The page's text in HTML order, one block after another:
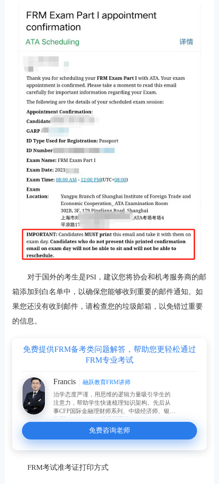
对于国外的考生是PSI，建议您将协会和机考服务商的邮
箱添加到白名单中，以确保您能够收到重要的邮件通知。如
果您还没有收到邮件，请检查您的垃圾邮箱，以免错过重要
的信息。
免费提供FRM备考类问题解答，帮助您更轻松通过
FRM专业考试
Francis
融跃教育FRM讲师
治学态度严谨，用思维的逻辑力量吸引学生的
注意力，帮助学生快速梳理知识架构。先后从
事CFP国际金融理财师系列、中级经济师、银行
内训、FRM、CFA等培训工作。
免费咨询老师
FRM考试准考证打印方式